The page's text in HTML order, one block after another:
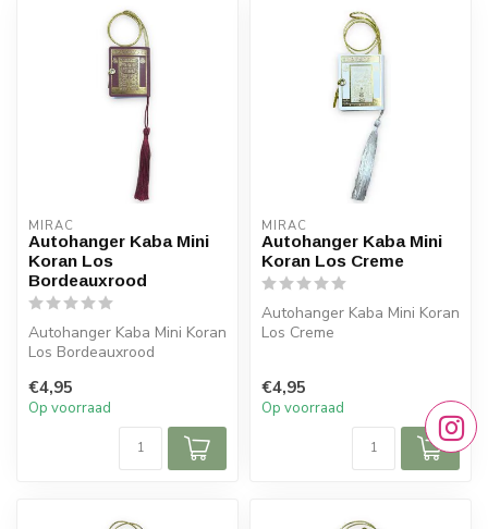
MIRAC
Autohanger Kaba Mini
Koran Los
Bordeauxrood
Autohanger Kaba Mini Koran
Los Bordeauxrood
Afmetingen: 5,5x5 cm (lxb)
€4,95
Op voorraad
MIRAC
Autohanger Kaba Mini
Koran Los Creme
Autohanger Kaba Mini Koran
Los Creme
€4,95
Op voorraad